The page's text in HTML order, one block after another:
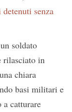
senza
soldato
rilasciato in
chiara
basi militari e
catturare